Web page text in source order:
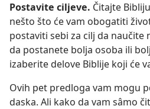
Postavite ciljeve. Čitajte
nešto što će vam obogatiti
postaviti sebi za cilj da naučite
da postanete bolja osoba ili
izaberite delove Biblije koji će
Ovih pet predloga vam mogu
daska. Ali kako da vam sâmo